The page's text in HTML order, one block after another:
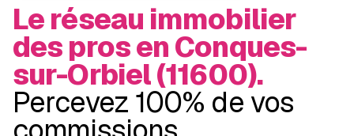
Le réseau immobilier
des pros en Conques-
sur-Orbiel (11600).
Percevez 100% de vos